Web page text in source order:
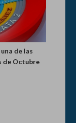
de las
de Octubre